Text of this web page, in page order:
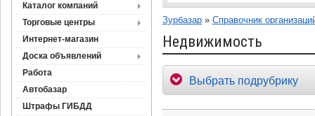
Каталог компаний
Торговые центры
Интернет-магазин
Доска объявлений
Работа
Автобазар
Штрафы ГИБДД
Зурбазар » Справочник
Недвижимость
Выбрать подрубрику